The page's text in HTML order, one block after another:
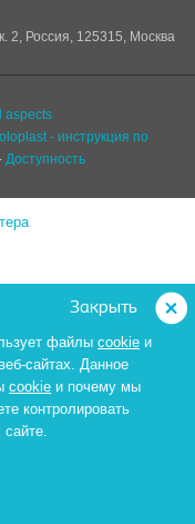
2, Россия, 125315, Москва
aspects
- инструкция по
Доступность
Закрыть
файлы cookie и
сайтах. Данное
cookie и почему мы
контролировать